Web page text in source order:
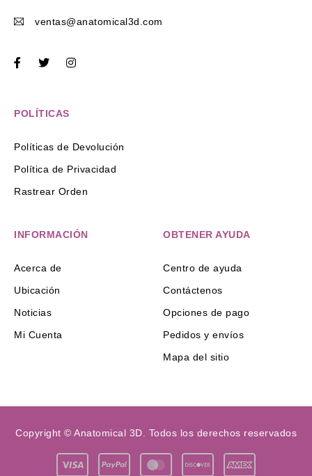
ventas@anatomical3d.com
POLÍTICAS
Políticas de Devolución
Política de Privacidad
Rastrear Orden
INFORMACIÓN
Acerca de
Ubicación
Noticias
Mi Cuenta
OBTENER AYUDA
Centro de ayuda
Contáctenos
Opciones de pago
Pedidos y envíos
Mapa del sitio
Copyright © Anatomical 3D. Todos los derechos reservados